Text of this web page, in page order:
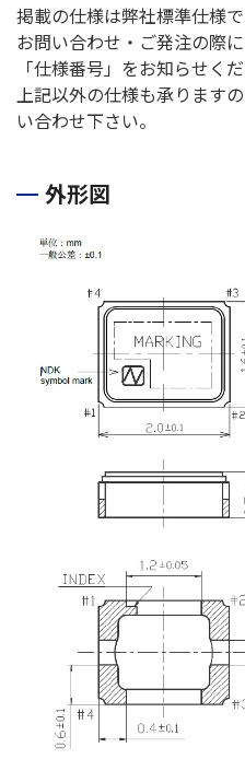
掲載の仕様は弊社標準仕様で
お問い合わせ・ご発注の際
「仕様番号」をお知らせくだ
上記以外の仕様も承ります
い合わせ下さい。
外形図